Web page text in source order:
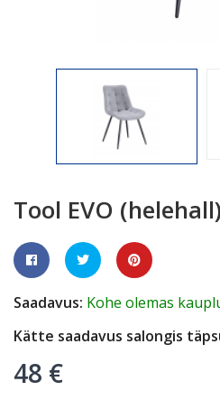
Tool EVO (helehall)
Saadavus: Kohe olemas
Kätte saadavus salongis
48 €